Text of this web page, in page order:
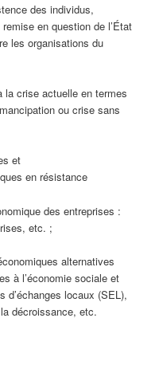
des individus,
en question de l’État
les organisations du
la crise actuelle en termes
ou crise sans
et
en résistance
des entreprises :
etc. ;
alternatives
à l’économie sociale et
d’échanges locaux (SEL),
décroissance, etc.